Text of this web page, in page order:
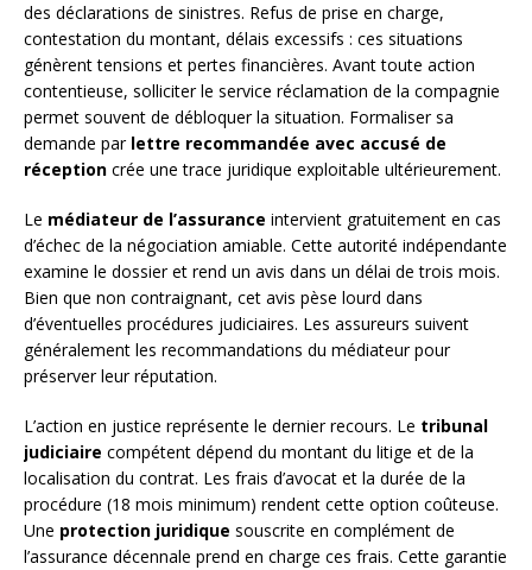
des déclarations de sinistres. Refus de prise en charge,
contestation du montant, délais excessifs : ces situations
génèrent tensions et pertes financières. Avant toute action
contentieuse, solliciter le service réclamation de la compagnie
permet souvent de débloquer la situation. Formaliser sa
demande par lettre recommandée avec accusé de
réception crée une trace juridique exploitable ultérieurement.
Le médiateur de l’assurance intervient gratuitement en cas
d’échec de la négociation amiable. Cette autorité indépendante
examine le dossier et rend un avis dans un délai de trois mois.
Bien que non contraignant, cet avis pèse lourd dans
d’éventuelles procédures judiciaires. Les assureurs suivent
généralement les recommandations du médiateur pour
préserver leur réputation.
L’action en justice représente le dernier recours. Le tribunal
judiciaire compétent dépend du montant du litige et de la
localisation du contrat. Les frais d’avocat et la durée de la
procédure (18 mois minimum) rendent cette option coûteuse.
Une protection juridique souscrite en complément de
l’assurance décennale prend en charge ces frais. Cette garantie